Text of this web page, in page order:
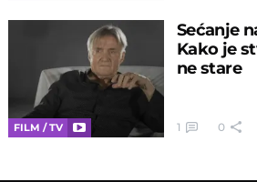
FILM / TV
Sećanje
Kako je
ne stare
1 0